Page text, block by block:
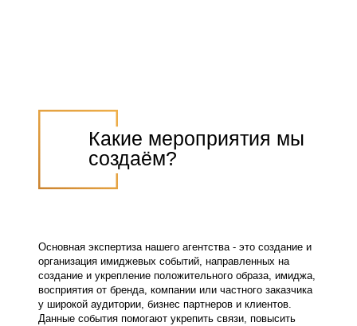
Какие мероприятия мы
создаём?
Основная экспертиза нашего агентства - это создание и
организация имиджевых событий, направленных на
создание и укрепление положительного образа, имиджа,
восприятия от бренда, компании или частного заказчика
у широкой аудитории, бизнес партнеров и клиентов.
Данные события помогают укрепить связи, повысить